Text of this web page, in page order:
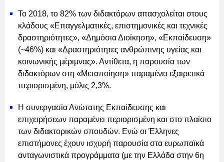
Το 2018, το 82% των διδακτόρων απασχολείται στους
κλάδους «Επαγγελματικές, επιστημονικές και τεχνικές
δραστηριότητες», «Δημόσια Διοίκηση», «Εκπαίδευση»
(~46%) και «Δραστηριότητες ανθρώπινης υγείας και
κοινωνικής μέριμνας». Αντίθετα, η παρουσία των
διδακτόρων στη «Μεταποίηση» παραμένει εξαιρετικά
περιορισμένη, μόλις 2,3%.
Η συνεργασία Ανώτατης Εκπαίδευσης και
επιχειρήσεων παραμένει περιορισμένη και στο πλαίσιο
των διδακτορικών σπουδών. Ενώ οι Έλληνες
επιστήμονες έχουν ισχυρή παρουσία στα ευρωπαϊκά
ανταγωνιστικά προγράμματα (με την Ελλάδα στην 6η